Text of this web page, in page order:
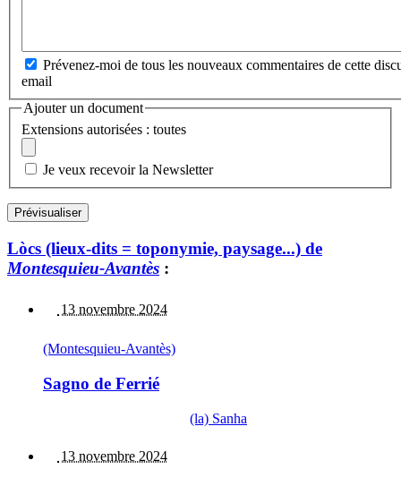
Prévenez-moi de tous les nouveaux commentaires de cette
email
Ajouter un document
Extensions autorisées : toutes
Je veux recevoir la Newsletter
Lòcs (lieux-dits = toponymie, paysage...) de
Montesquieu-Avantès :
13 novembre 2024
(Montesquieu-Avantès)
Sagno de Ferrié
(la) Sanha
13 novembre 2024